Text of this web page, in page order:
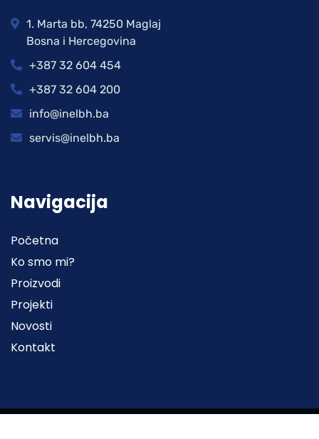
1. Marta bb, 74250 Maglaj
Bosna i Hercegovina
+387 32 604 454
+387 32 604 200
info@inelbh.ba
servis@inelbh.ba
Navigacija
Početna
Ko smo mi?
Proizvodi
Projekti
Novosti
Kontakt